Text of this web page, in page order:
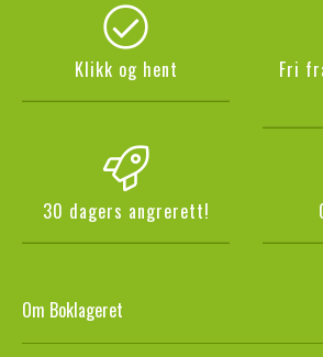
Klikk og hent
Fri
30 dagers angrerett!
Om Boklageret